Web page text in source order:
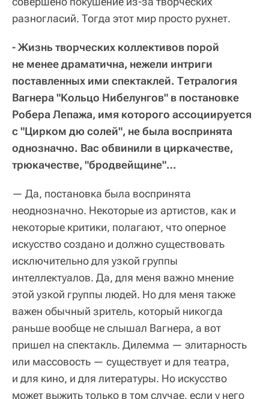
разногласий. Тогда этот мир просто рухнет.
- Жизнь творческих коллективов порой
не менее драматична, нежели интриги
поставленных ими спектаклей. Тетралогия
Вагнера "Кольцо Нибелунгов" в постановке
Робера Лепажа, имя которого ассоциируется
с "Цирком дю солей", не была воспринята
однозначно. Вас обвинили в циркачестве,
трюкачестве, "бродвейщине"…
— Да, постановка была воспринята
неоднозначно. Некоторые из артистов, как и
некоторые критики, полагают, что оперное
искусство создано и должно существовать
исключительно для узкой группы
интеллектуалов. Да, для меня важно мнение
этой узкой группы людей. Но для меня также
важен обычный зритель, который никогда
раньше вообще не слышал Вагнера, а вот
пришел на спектакль. Дилемма — элитарность
или массовость — существует и для театра,
и для кино, и для литературы. Но искусство
может выжить только в том случае, если у него